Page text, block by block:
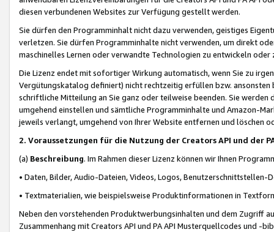
diesen verbundenen Websites zur Verfügung gestellt werden.
Sie dürfen den Programminhalt nicht dazu verwenden, geistiges
verletzen. Sie dürfen Programminhalte nicht verwenden, um direkt
maschinelles Lernen oder verwandte Technologien zu entwickeln
Die Lizenz endet mit sofortiger Wirkung automatisch, wenn Sie zu
Vergütungskatalog definiert) nicht rechtzeitig erfüllen bzw. ansonsten
schriftliche Mitteilung an Sie ganz oder teilweise beenden. Sie werden
umgehend einstellen und sämtliche Programminhalte und Amazon-
jeweils verlangt, umgehend von Ihrer Website entfernen und löschen
2. Voraussetzungen für die Nutzung der Creators API und der
(a) Beschreibung. Im Rahmen dieser Lizenz können wir Ihnen
• Daten, Bilder, Audio-Dateien, Videos, Logos, Benutzerschnittstellen-
• Textmaterialien, wie beispielsweise Produktinformationen in
Neben den vorstehenden Produktwerbungsinhalten und dem Zugriff
Zusammenhang mit Creators API und PA API Musterquellcodes und